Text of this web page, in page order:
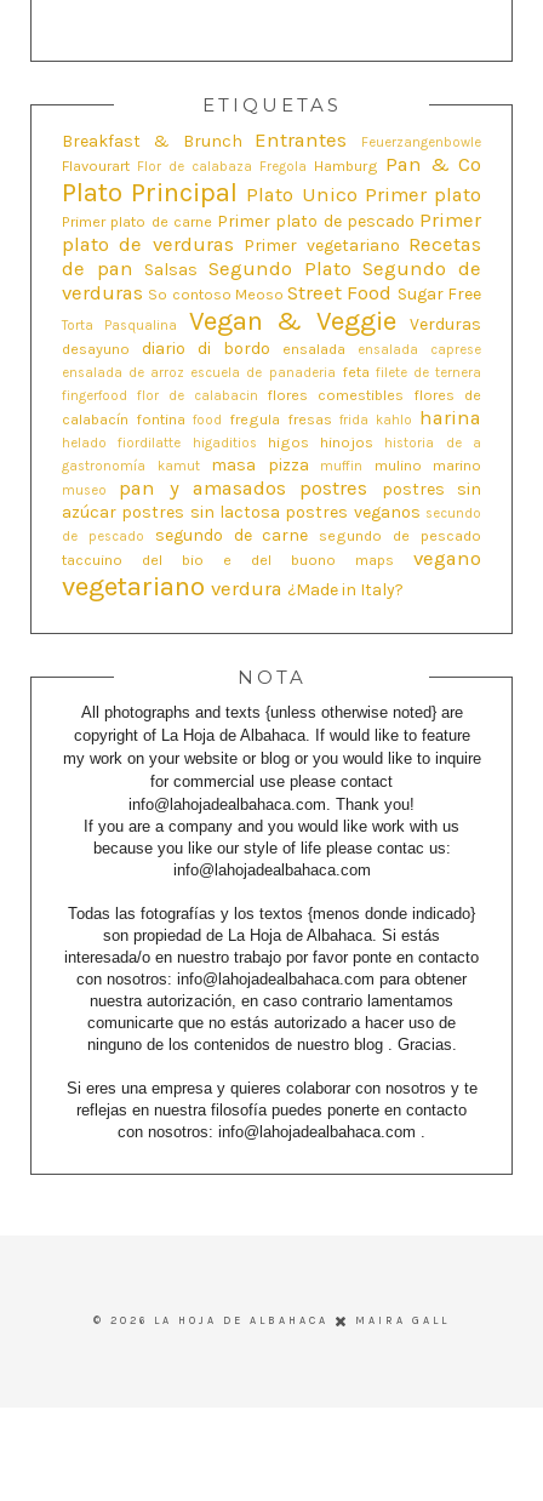
ETIQUETAS
Breakfast & Brunch Entrantes Feuerzangenbowle
Flavourart Flor de calabaza Fregola Hamburg Pan & Co
Plato Principal Plato Unico Primer plato
Primer plato de carne Primer plato de pescado Primer
plato de verduras Primer vegetariano Recetas
de pan
Salsas Segundo Plato Segundo de
verduras So contoso Meoso Street Food Sugar Free
Torta Pasqualina Vegan & Veggie Verduras
desayuno diario di bordo ensalada
ensalada caprese
ensalada de arroz escuela de panaderia feta filete de ternera
fingerfood
flor de calabacin flores comestibles
flores de
calabacín fontina food fregula fresas frida kahlo harina
helado fiordilatte higaditios higos hinojos
historia de a
gastronomía
kamut masa pizza muffin mulino marino
museo pan y amasados postres
postres sin
azúcar postres sin lactosa postres veganos secundo
de pescado
segundo de carne
segundo de pescado
taccuino del bio e del buono maps
vegano
vegetariano verdura ¿Made in Italy?
NOTA
All photographs and texts {unless otherwise noted} are
copyright of La Hoja de Albahaca. If would like to feature
my work on your website or blog or you would like to inquire
for commercial use please contact
info@lahojadealbahaca.com. Thank you!
If you are a company and you would like work with us
because you like our style of life please contac us:
info@lahojadealbahaca.com
Todas las fotografías y los textos {menos donde indicado}
son propiedad de La Hoja de Albahaca. Si estás
interesada/o en nuestro trabajo por favor ponte en contacto
con nosotros: info@lahojadealbahaca.com para obtener
nuestra autorización, en caso contrario lamentamos
comunicarte que no estás autorizado a hacer uso de
ninguno de los contenidos de nuestro blog . Gracias.
Si eres una empresa y quieres colaborar con nosotros y te
reflejas en nuestra filosofía puedes ponerte en contacto
con nosotros: info@lahojadealbahaca.com .
© 2026 LA HOJA DE ALBAHACA MAIRA GALL